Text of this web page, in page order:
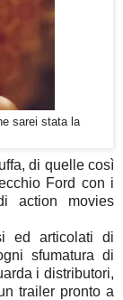
sarei stata la
di quelle così
Ford con i
action movies
ed articolati di
sfumatura di
i distributori,
trailer pronto a